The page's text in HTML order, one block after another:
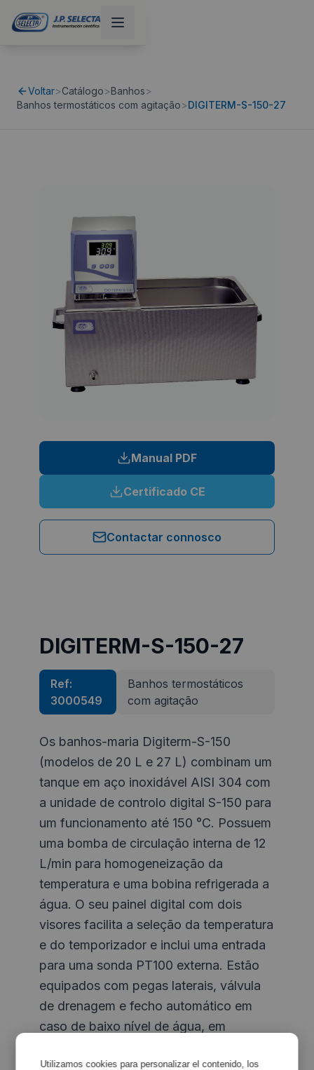
Voltar>Catálogo>Banhos>
Banhos termostáticos com agitação>DIGITERM-S-150-27
Manual PDF
Certificado CE
Contactar connosco
DIGITERM-S-150-27
Ref:
3000549
Banhos termostáticos
com agitação
Os banhos-maria Digiterm-S-150
(modelos de 20 L e 27 L) combinam um
tanque em aço inoxidável AISI 304 com
a unidade de controlo digital S-150 para
um funcionamento até 150 °C. Possuem
uma bomba de circulação interna de 12
L/min para homogeneização da
temperatura e uma bobina refrigerada a
água. O seu painel digital com dois
visores facilita a seleção da temperatura
e do temporizador e inclui uma entrada
para uma sonda PT100 externa. Estão
equipados com pegas laterais, válvula
de drenagem e fecho automático em
caso de baixo nível de água, em
Utilizamos cookies para personalizar el contenido, los